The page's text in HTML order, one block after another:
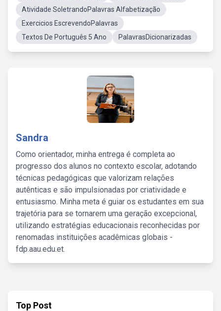
Atividade SoletrandoPalavras Alfabetização
Exercicios EscrevendoPalavras
Textos De Português 5 Ano
PalavrasDicionarizadas
Sandra
Como orientador, minha entrega é completa ao
progresso dos alunos no contexto escolar, adotando
técnicas pedagógicas que valorizam relações
autênticas e são impulsionadas por criatividade e
entusiasmo. Minha meta é guiar os estudantes em sua
trajetória para se tornarem uma geração excepcional,
utilizando estratégias educacionais reconhecidas por
renomadas instituições acadêmicas globais -
fdp.aau.edu.et.
Top Post